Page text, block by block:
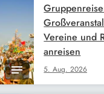
5. Aug. 2026
Vereine und
anreisen